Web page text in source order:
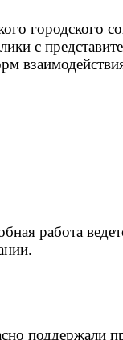
городского
с
работа
поддержали